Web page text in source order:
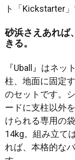
ト「Kickstarter
砂浜さえあれば
きる。
『Uball』はネ
柱、地面に固定
のセットです。
ードに支柱以外
けられる専用の
14kg。組み立て
れば、本格的な